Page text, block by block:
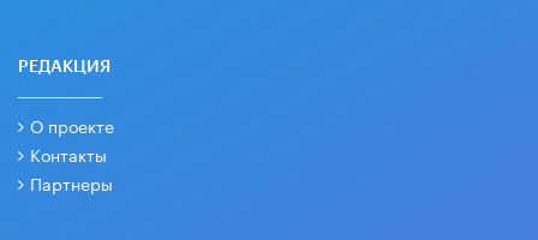
РЕДАКЦИЯ
О проекте
Контакты
Партнеры